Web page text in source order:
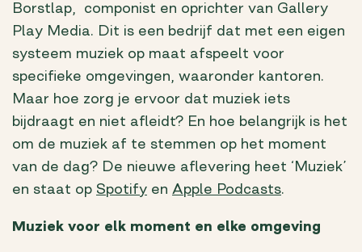
Borstlap, componist en oprichter van Gallery
Play Media. Dit is een bedrijf dat met een eigen
systeem muziek op maat afspeelt voor
specifieke omgevingen, waaronder kantoren.
Maar hoe zorg je ervoor dat muziek iets
bijdraagt en niet afleidt? En hoe belangrijk is het
om de muziek af te stemmen op het moment
van de dag? De nieuwe aflevering heet ‘Muziek’
en staat op Spotify en Apple Podcasts.
Muziek voor elk moment en elke omgeving